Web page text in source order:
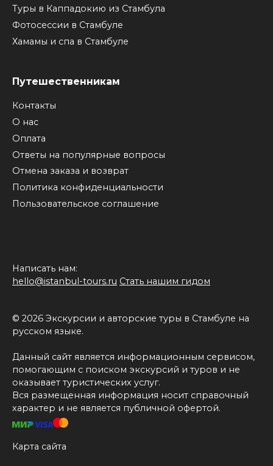
Туры в Каппадокию из Стамбула
Фотосессии в Стамбуле
Хамамы и спа в Стамбуле
Путешественникам
Контакты
О нас
Оплата
Ответы на популярные вопросы
Отмена заказа и возврат
Политика конфиденциальности
Пользовательское соглашение
Написать нам:
hello@istanbul-tours.ru Стать нашим гидом
© 2026 Экскурсии и авторские туры в Стамбуле на
русском языке.
Данный сайт является информационным сервисом,
помогающим с поиском экскурсий и туров и не
оказывает туристических услуг.
Вся размещенная информация носит справочный
характер и не является публичной офертой.
Карта сайта